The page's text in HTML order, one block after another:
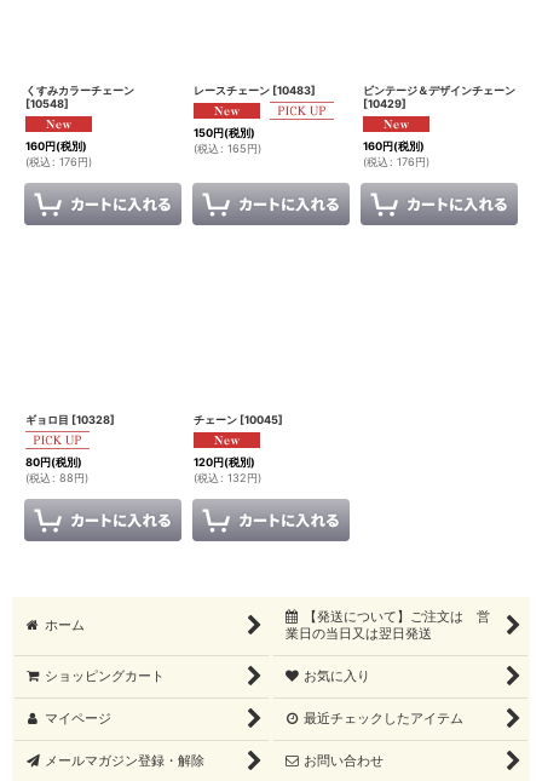
くすみカラーチェーン
[10548]
160円(税別)
(税込: 176円)
レースチェーン [10483]
150円(税別)
(税込 : 165円)
ビンテージ＆デザインチェーン
[10429]
160円(税別)
(税込: 176円)
ギョロ目 [10328]
80円(税別)
(税込: 88円)
チェーン [10045]
120円(税別)
(税込 : 132円)
ホーム
【発送について】ご注文は 営
業日の当日又は翌日発送
ショッピングカート お気に入り
マイページ 最近チェックしたアイテム
メールマガジン登録・解除 お問い合わせ